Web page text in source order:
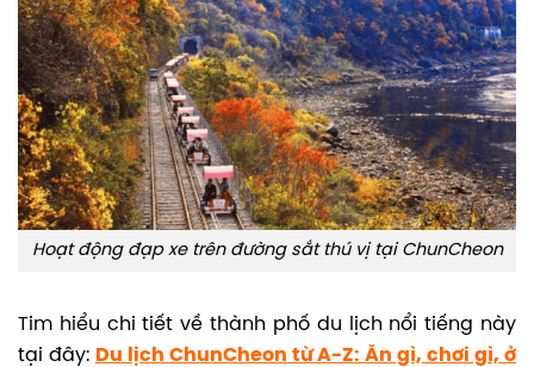
Hoạt động đạp xe trên đường sắt thú vị tại ChunCheon
Tim hiểu chi tiết về thành phố du lịch nổi tiếng này
tại đây: Du lịch ChunCheon từ A-Z: Ăn gì, chơi gì, ở